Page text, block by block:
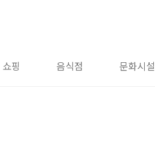
쇼핑 음식점 문화시설